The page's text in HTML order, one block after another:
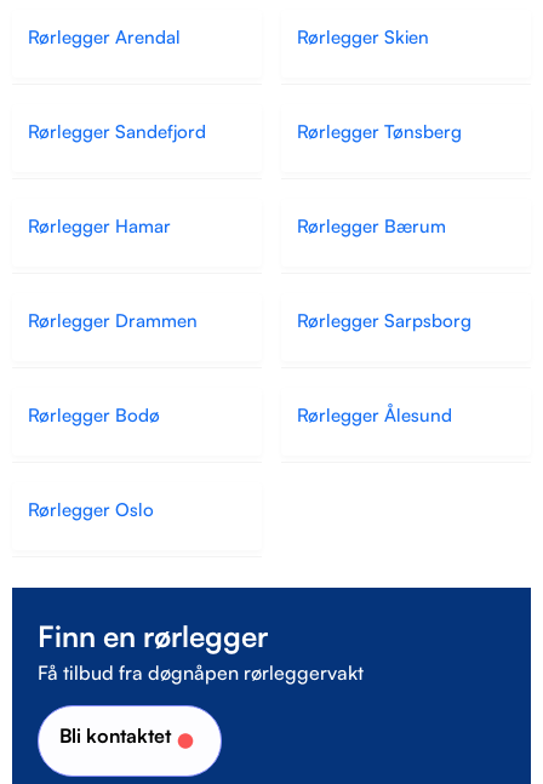
Rørlegger Arendal Rørlegger Skien
Rørlegger Sandefjord Rørlegger Tønsberg
Rørlegger Hamar Rørlegger Bærum
Rørlegger Drammen Rørlegger Sarpsborg
Rørlegger Bodø Rørlegger Ålesund
Rørlegger Oslo
Finn en rørlegger
Få tilbud fra døgnåpen rørleggervakt
Bli kontaktet